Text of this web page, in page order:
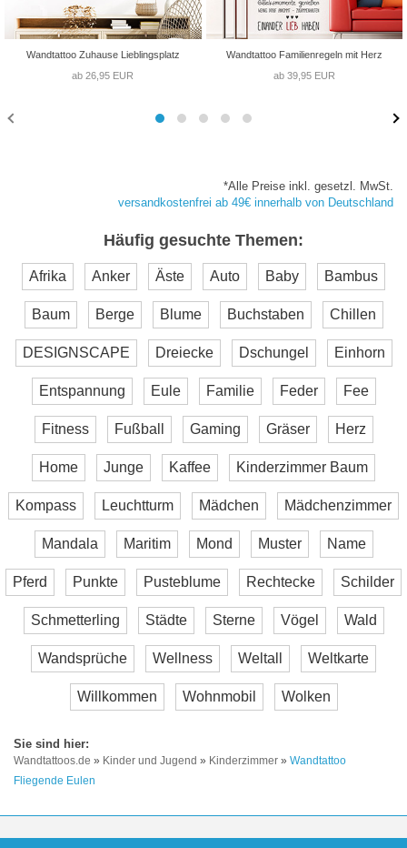
Wandtattoo Zuhause Lieblingsplatz
ab 26,95 EUR
Wandtattoo Familienregeln mit Herz
ab 39,95 EUR
*Alle Preise inkl. gesetzl. MwSt.
versandkostenfrei ab 49€ innerhalb von Deutschland
Häufig gesuchte Themen:
Afrika Anker Äste Auto Baby Bambus
Baum Berge Blume Buchstaben Chillen
DESIGNSCAPE Dreiecke Dschungel Einhorn
Entspannung Eule Familie Feder Fee
Fitness Fußball Gaming Gräser Herz
Home Junge Kaffee Kinderzimmer Baum
Kompass Leuchtturm Mädchen Mädchenzimmer
Mandala Maritim Mond Muster Name
Pferd Punkte Pusteblume Rechtecke Schilder
Schmetterling Städte Sterne Vögel Wald
Wandsprüche Wellness Weltall Weltkarte
Willkommen Wohnmobil Wolken
Wandtattoos.de » Kinder und Jugend » Kinderzimmer » Wandtattoo
Fliegende Eulen